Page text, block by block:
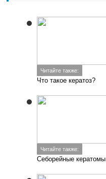
Читайте также:
Что такое кератоз?
Читайте также:
Себорейные кератомы